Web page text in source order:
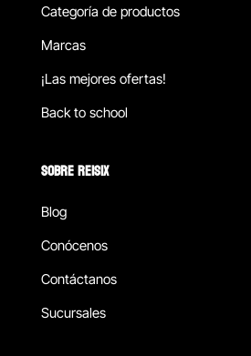
Categoría de productos
Marcas
¡Las mejores ofertas!
Back to school
SOBRE REISIX
Blog
Conócenos
Contáctanos
Sucursales